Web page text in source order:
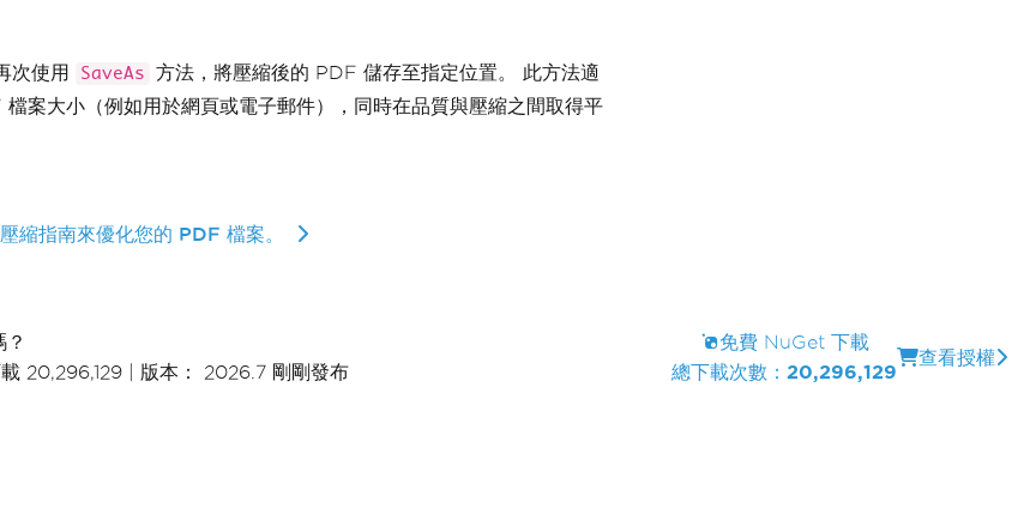
次使用 SaveAs
方法，將壓縮後的 PDF 儲存至指定位置。 此方法適
檔案大小（例如用於網頁或電子郵件），同時在品質與壓縮之間取得平
縮指南來優化您的 PDF 檔案。
20,296,129
版本： 2026.7 剛剛發布
免費 NuGet 下載
總下載次數： 20,296,129
查看授權